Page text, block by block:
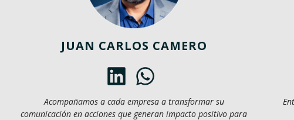
JUAN CARLOS CAMERO
Acompañamos a cada empresa a transformar su
comunicación en acciones que generan impacto positivo para